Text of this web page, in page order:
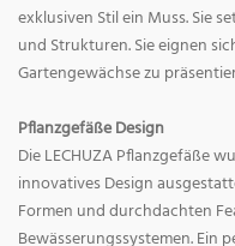
exklusiven Stil ein Muss. Sie
und Strukturen. Sie eignen
Gartengewächse zu
Pflanzgefäße Design
Die LECHUZA Pflanzgefäße
innovatives Design
Formen und durchdachten
Bewässerungssystemen. Ein